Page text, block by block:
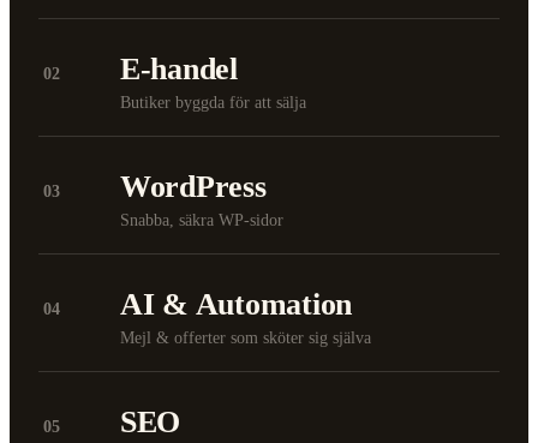
02 E-handel
Butiker byggda för att sälja
03 WordPress
Snabba, säkra WP-sidor
04 AI & Automation
Mejl & offerter som sköter sig själva
05 SEO